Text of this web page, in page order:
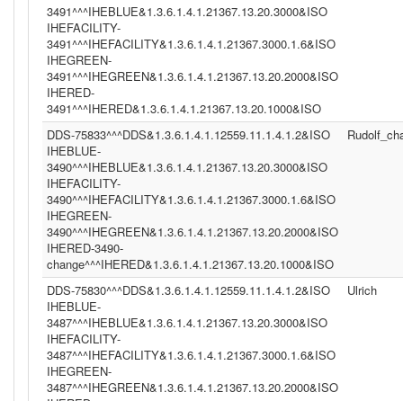
3491^^^IHEBLUE&1.3.6.1.4.1.21367.13.20.3000&ISO
IHEFACILITY-
3491^^^IHEFACILITY&1.3.6.1.4.1.21367.3000.1.6&ISO
IHEGREEN-
3491^^^IHEGREEN&1.3.6.1.4.1.21367.13.20.2000&ISO
IHERED-
3491^^^IHERED&1.3.6.1.4.1.21367.13.20.1000&ISO
DDS-75833^^^DDS&1.3.6.1.4.1.12559.11.1.4.1.2&ISO
IHEBLUE-
3490^^^IHEBLUE&1.3.6.1.4.1.21367.13.20.3000&ISO
IHEFACILITY-
3490^^^IHEFACILITY&1.3.6.1.4.1.21367.3000.1.6&ISO
IHEGREEN-
3490^^^IHEGREEN&1.3.6.1.4.1.21367.13.20.2000&ISO
IHERED-3490-
change^^^IHERED&1.3.6.1.4.1.21367.13.20.1000&ISO
DDS-75830^^^DDS&1.3.6.1.4.1.12559.11.1.4.1.2&ISO
IHEBLUE-
3487^^^IHEBLUE&1.3.6.1.4.1.21367.13.20.3000&ISO
IHEFACILITY-
3487^^^IHEFACILITY&1.3.6.1.4.1.21367.3000.1.6&ISO
IHEGREEN-
3487^^^IHEGREEN&1.3.6.1.4.1.21367.13.20.2000&ISO
Ulrich